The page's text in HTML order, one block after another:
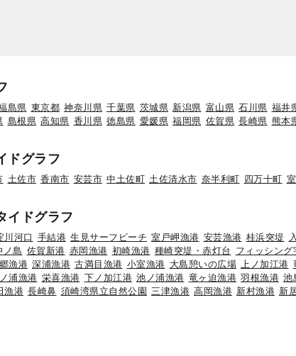
島県 東京都 神奈川県 千葉県 茨城県 新潟県 富山県 石川県 福井
島根県 高知県 香川県 徳島県 愛媛県 福岡県 佐賀県 長崎県 熊本
ドグラフ
土佐市 香南市 安芸市 中土佐町 土佐清水市 奈半利町 四万十町
イドグラフ
川河口 手結港 生見サーフビーチ 室戸岬漁港 安芸漁港 桂浜突堤
ノ島 佐賀新港 赤岡漁港 初崎漁港 種崎突堤・赤灯台 フィッシング
漁港 深浦漁港 古満目漁港 小室漁港 大島憩いの広場 上ノ加江港
浦漁港 栄喜漁港 下ノ加江港 池ノ浦漁港 竜ヶ迫漁港 羽根漁港 池
漁港 長崎鼻 須崎湾県立自然公園 三津漁港 高岡漁港 新村漁港 新